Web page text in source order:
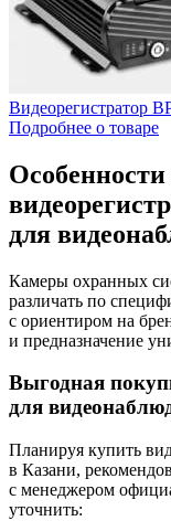
Видеорегистратор
Подробнее о товаре
для
Камеры охранных
различать по
с ориентиром на
и предназначение
Выгодная
для
Планируя купить
в Казани,
с менеджером
уточнить: